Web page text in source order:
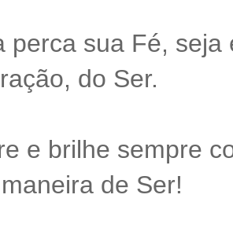
perca sua Fé,
do Ser.
e brilhe sempre
de Ser!